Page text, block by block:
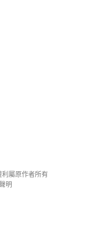
屬原作者所有
明